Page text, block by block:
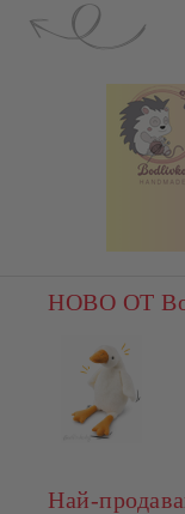
НОВО ОТ
Най-